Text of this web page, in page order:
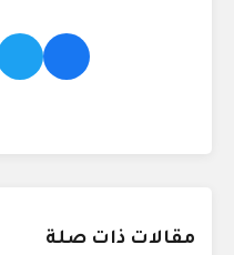
مقالات ذات صلة